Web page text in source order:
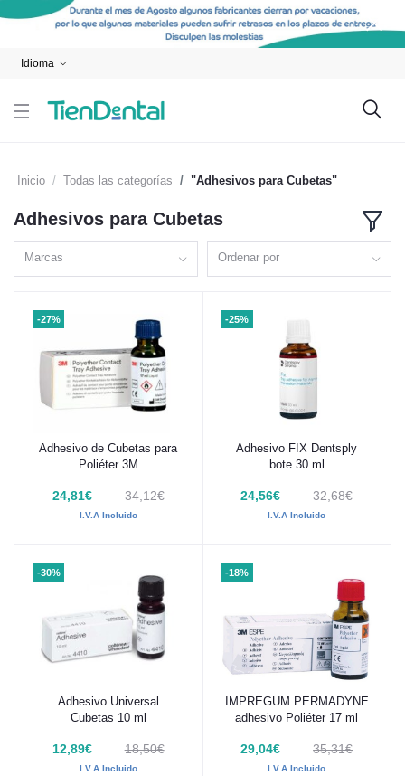
Idioma
Inicio Todas las categorías "Adhesivos para Cubetas"
Adhesivos para Cubetas
Marcas Ordenar por
-27%
Añadir al carrito
Adhesivo de Cubetas para
Poliéter 3M
24,81€ 34,12€
I.V.A Incluido
-25%
Añadir al carrito
Adhesivo FIX Dentsply
bote 30 ml
24,56€ 32,68€
I.V.A Incluido
-30%
Añadir al carrito
Adhesivo Universal
Cubetas 10 ml
12,89€ 18,50€
I.V.A Incluido
-18%
Añadir al carrito
IMPREGUM PERMADYNE
adhesivo Poliéter 17 ml
29,04€ 35,31€
I.V.A Incluido